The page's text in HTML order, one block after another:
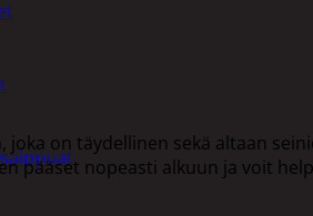
on täydellinen sekä altaan
pääset nopeasti alkuun ja voit